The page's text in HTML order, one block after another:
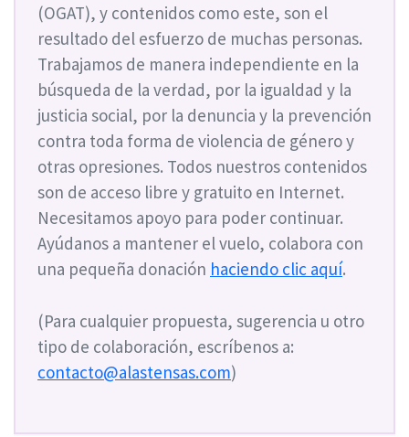
(OGAT), y contenidos como este, son el
resultado del esfuerzo de muchas personas.
Trabajamos de manera independiente en la
búsqueda de la verdad, por la igualdad y la
justicia social, por la denuncia y la prevención
contra toda forma de violencia de género y
otras opresiones. Todos nuestros contenidos
son de acceso libre y gratuito en Internet.
Necesitamos apoyo para poder continuar.
Ayúdanos a mantener el vuelo, colabora con
una pequeña donación haciendo clic aquí.
(Para cualquier propuesta, sugerencia u otro
tipo de colaboración, escríbenos a:
contacto@alastensas.com)